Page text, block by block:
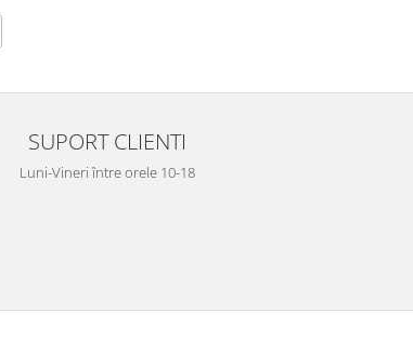
SUPORT CLIENTI
Luni-Vineri între orele 10-18